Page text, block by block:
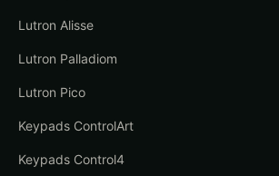
Lutron Alisse
Lutron Palladiom
Lutron Pico
Keypads ControlArt
Keypads Control4